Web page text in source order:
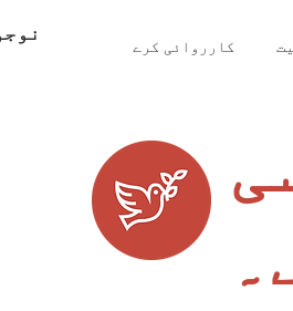
کارروائی کرے